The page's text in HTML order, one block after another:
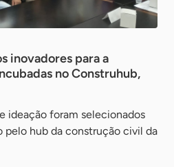
inovadores para a
no Construhub,
ideação foram selecionados
pelo hub da construção civil da